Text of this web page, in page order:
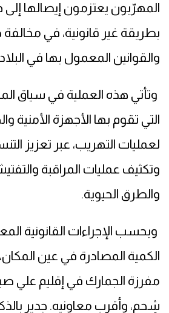
المهرّبون يعتزمون إيصالها إلى
بطريقة غير قانونية، في
والقوانين المعمول بها في
وتأتي هذه العملية في سياق
التي تقوم بها الأجهزة الأمنية
لعمليات التهريب، عبر تعزيز
وتكثيف عمليات المراقبة
والطرق الحيوية.
وبحسب الإجراءات القانونية
الكمية المصادرة في عين
مفرزة الجمارك في إقليم علي
شِحم، وأقرب معاونيه. جدير